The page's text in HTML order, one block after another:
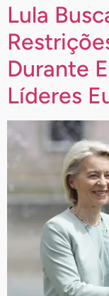
Lula
Durante
Líderes